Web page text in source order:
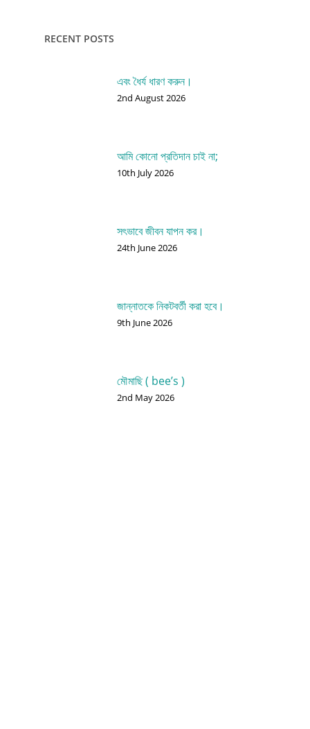
RECENT POSTS
এবং ধৈর্য ধারণ করুন।
2nd August 2026
আমি কোনো প্রতিদান চাই না;
10th July 2026
সৎভাবে জীবন যাপন কর।
24th June 2026
জান্নাতকে নিকটবর্তী করা হবে।
9th June 2026
মৌমাছি ( bee’s )
2nd May 2026